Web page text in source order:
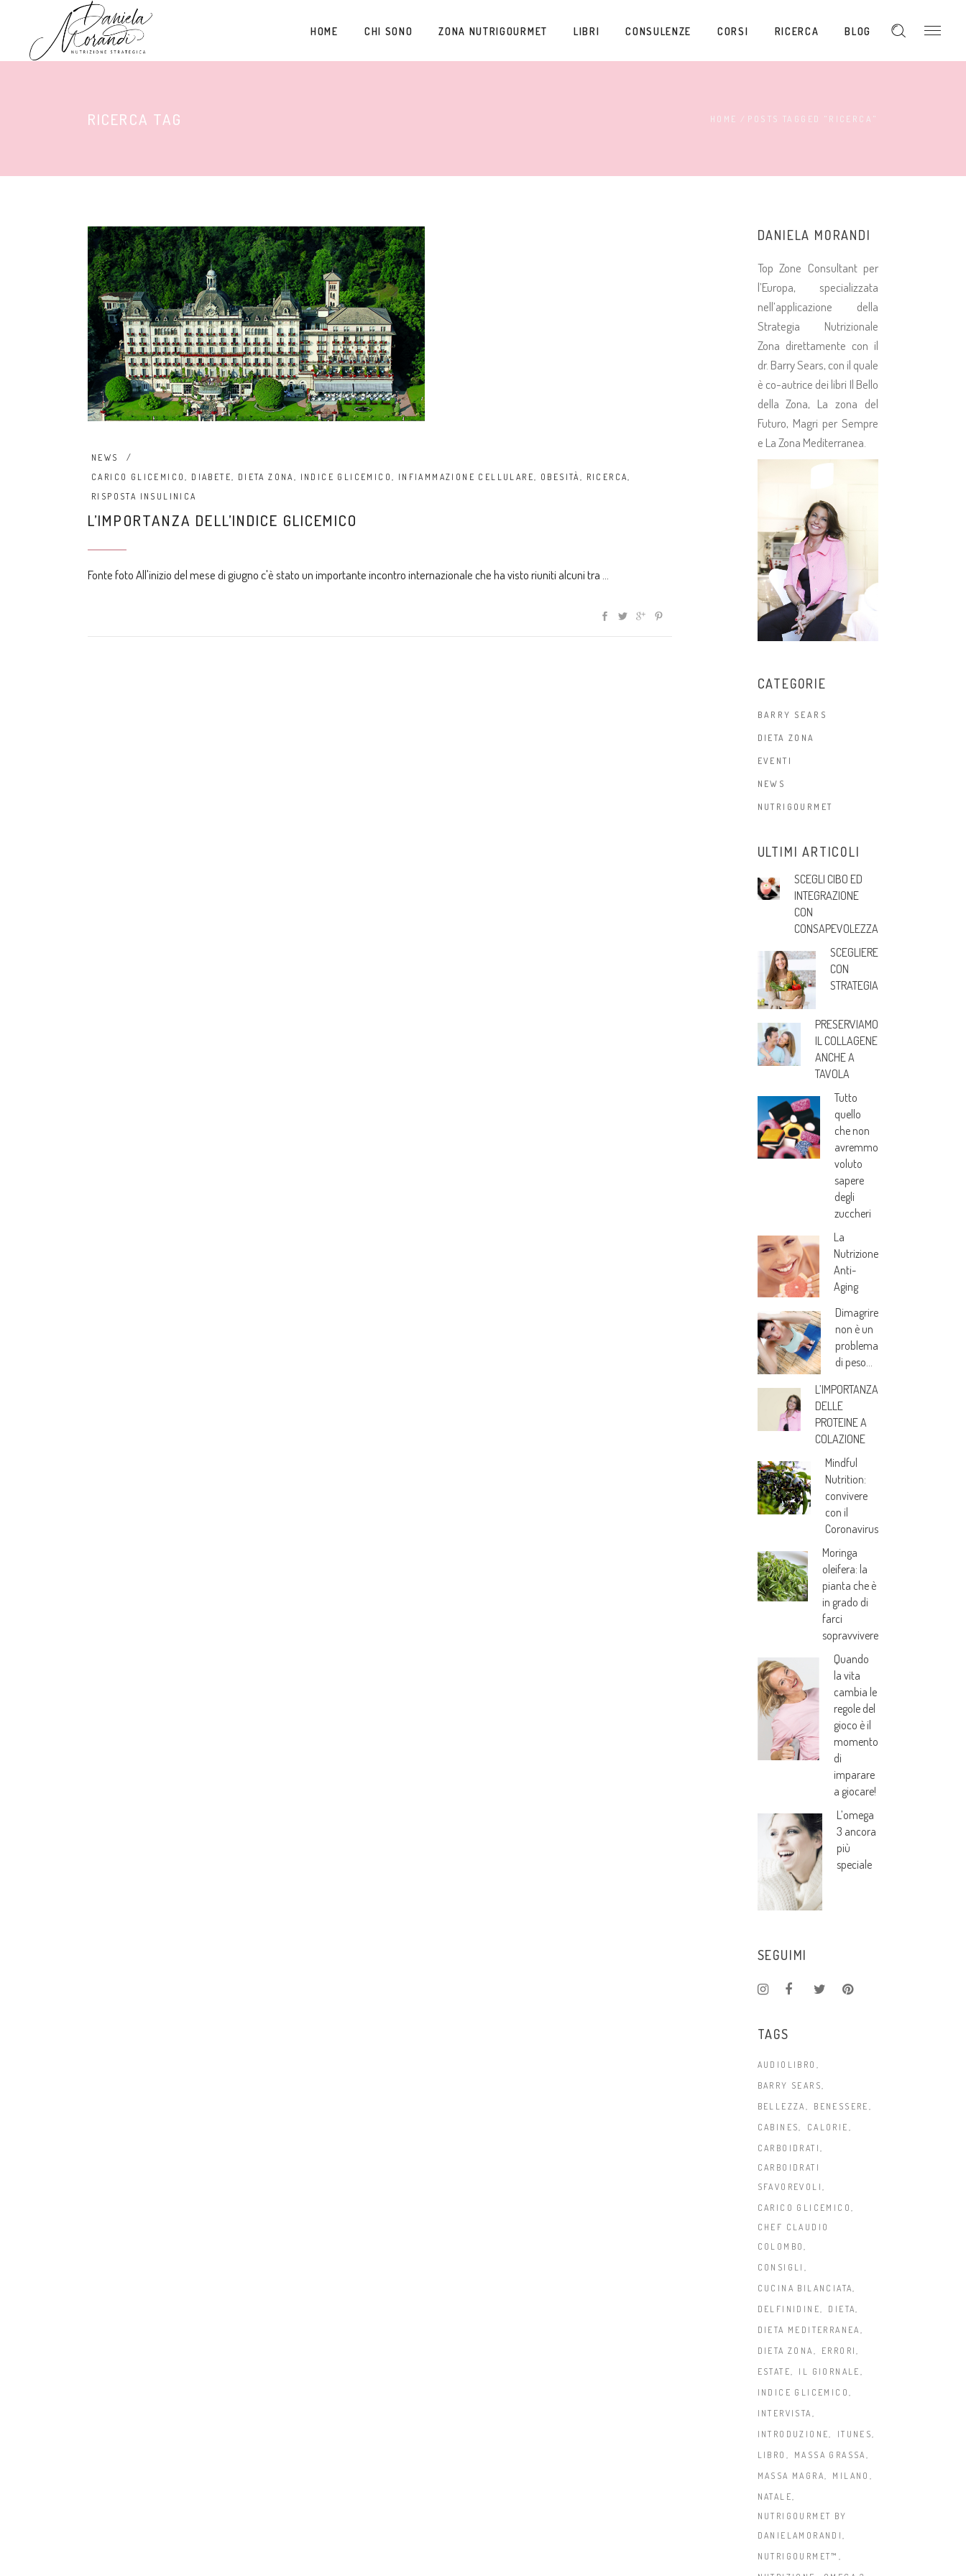
HOME CHI SONO ZONA NUTRIGOURMET LIBRI CONSULENZE CORSI RICERCA BLOG
RICERCA TAG HOME / POSTS TAGGED "RICERCA"
NEWS
CARICO GLICEMICO, DIABETE, DIETA ZONA, INDICE GLICEMICO, INFIAMMAZIONE CELLULARE, OBESITÀ, RICERCA,
RISPOSTA INSULINICA
L’IMPORTANZA DELL’INDICE GLICEMICO
Fonte foto All'inizio del mese di giugno c'è stato un importante incontro internazionale che ha visto riuniti alcuni tra
DANIELA MORANDI
Top Zone Consultant per
l’Europa, specializzata
nell’applicazione della
Strategia Nutrizionale
Zona direttamente con il
dr. Barry Sears, con il quale
è co-autrice dei libri Il Bello
della Zona, La zona del
Futuro, Magri per Sempre
e La Zona Mediterranea.
CATEGORIE
BARRY SEARS
DIETA ZONA
EVENTI
NEWS
NUTRIGOURMET
ULTIMI ARTICOLI
SCEGLI CIBO ED
INTEGRAZIONE
CON
CONSAPEVOLEZZA
SCEGLIERE
CON
STRATEGIA
PRESERVIAMO
IL COLLAGENE
ANCHE A
TAVOLA
Tutto
quello
che non
avremmo
voluto
sapere
degli
zuccheri
La
Nutrizione
Anti-
Aging
Dimagrire
non è un
problema
di peso…
L’IMPORTANZA
DELLE
PROTEINE A
COLAZIONE
Mindful
Nutrition:
convivere
con il
Coronavirus
Moringa
oleifera: la
pianta che è
in grado di
farci
sopravvivere
Quando
la vita
cambia le
regole del
gioco è il
momento
di
imparare
a giocare!
L’omega
3 ancora
più
speciale
SEGUIMI
TAGS
AUDIOLIBRO
BARRY SEARS
BELLEZZA
BENESSERE
CABINES
CALORIE
CARBOIDRATI
CARBOIDRATI
SFAVOREVOLI
CARICO GLICEMICO
CHEF CLAUDIO
COLOMBO
CONSIGLI
CUCINA BILANCIATA
DELFINIDINE
DIETA
DIETA MEDITERRANEA
DIETA ZONA
ERRORI
ESTATE
IL GIORNALE
INDICE GLICEMICO
INTERVISTA
INTRODUZIONE
ITUNES
LIBRO
MASSA GRASSA
MASSA MAGRA
MILANO
NATALE
NUTRIGOURMET BY
DANIELAMORANDI
NUTRIGOURMET™